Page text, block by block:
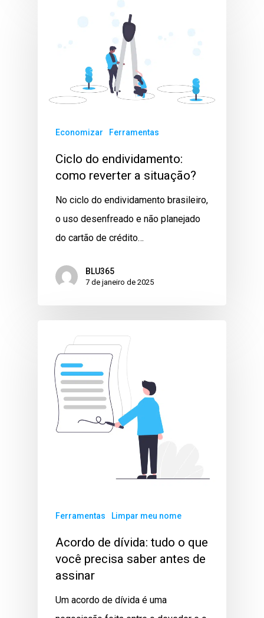
Economizar Ferramentas
Ciclo do endividamento:
como reverter a situação?
No ciclo do endividamento brasileiro,
o uso desenfreado e não planejado
do cartão de crédito…
BLU365
7 de janeiro de 2025
Ferramentas Limpar meu nome
Acordo de dívida: tudo o que
você precisa saber antes de
assinar
Um acordo de dívida é uma